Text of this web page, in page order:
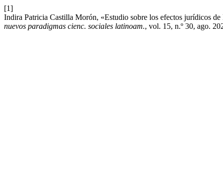
[1]
Indira Patricia Castilla Morón, «Estudio sobre los efectos jurídicos
nuevos paradigmas cienc. sociales latinoam., vol. 15, n.º 30, ago.